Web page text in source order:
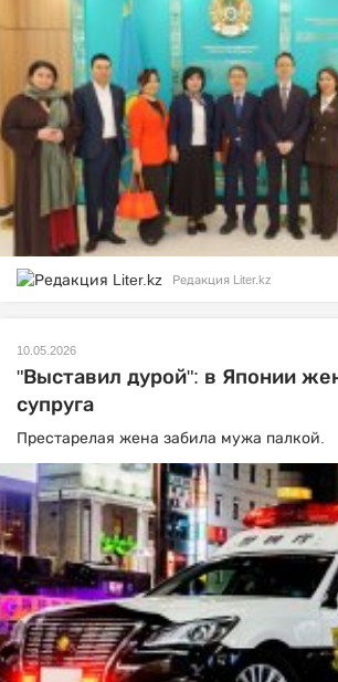
Редакция Liter.kz
10.05.2026
"Выставил дурой": в Японии
супруга
Престарелая жена забила мужа палкой.